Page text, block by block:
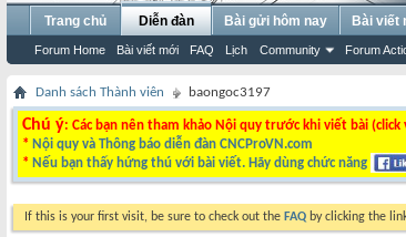
Trang chủ Diễn đàn
Forum Home Bài viết mới FAQ Lịch Community Forum
Bài gửi hôm nay Bài viết
Danh sách Thành viên baongoc3197
Chú ý: Các bạn nên tham khảo Nội quy trước khi viết bài
* Nội quy và Thông báo diễn đàn CNCProVN.com
* Nếu bạn thấy hứng thú với bài viết. Hãy dùng chức năng
If this is your first visit, be sure to check out the FAQ by clicking the